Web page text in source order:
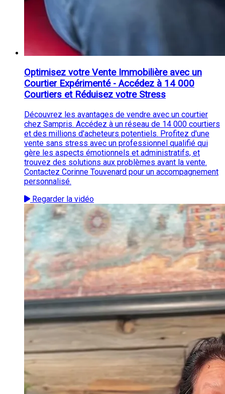
Optimisez votre Vente Immobilière avec un
Courtier Expérimenté - Accédez à 14 000
Courtiers et Réduisez votre Stress
Découvrez les avantages de vendre avec un courtier
chez Sampris. Accédez à un réseau de 14 000 courtiers
et des millions d'acheteurs potentiels. Profitez d'une
vente sans stress avec un professionnel qualifié qui
gère les aspects émotionnels et administratifs, et
trouvez des solutions aux problèmes avant la vente.
Contactez Corinne Touvenard pour un accompagnement
personnalisé.
Regarder la vidéo